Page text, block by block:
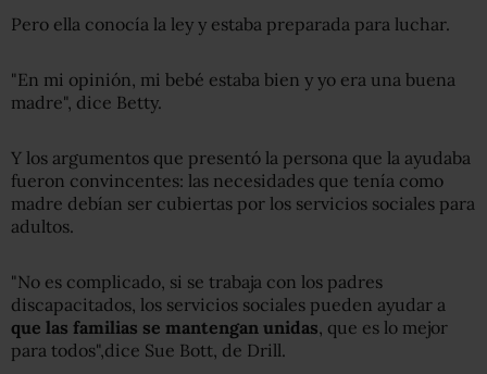
Pero ella conocía la ley y estaba preparada para luchar.
"En mi opinión, mi bebé estaba bien y yo era una buena
madre", dice Betty.
Y los argumentos que presentó la persona que la ayudaba
fueron convincentes: las necesidades que tenía como
madre debían ser cubiertas por los servicios sociales para
adultos.
"No es complicado, si se trabaja con los padres
discapacitados, los servicios sociales pueden ayudar a
que las familias se mantengan unidas, que es lo mejor
para todos",dice Sue Bott, de Drill.